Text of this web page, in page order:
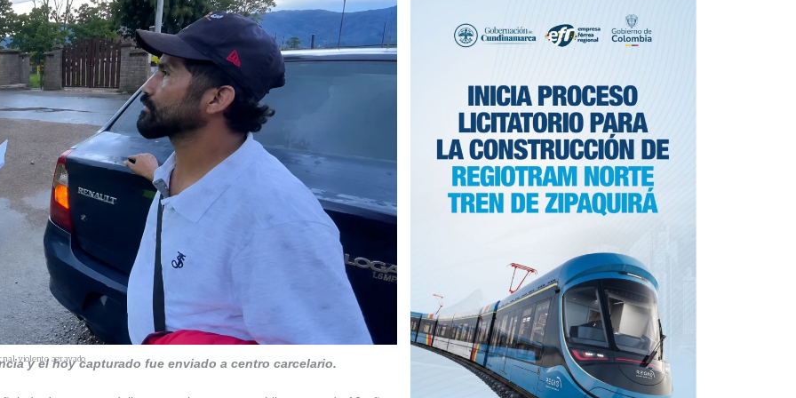
violento agravado.
y el hoy capturado fue enviado a centro carcelario.